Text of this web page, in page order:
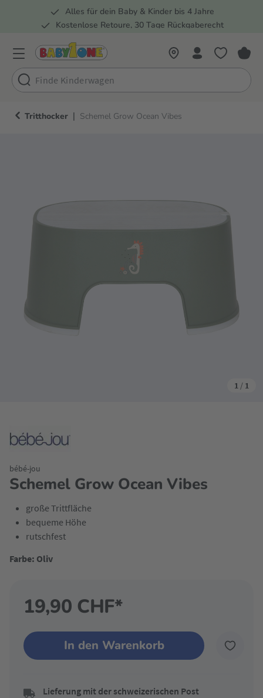
Zur Hauptnavigation springen
Alles für dein Baby & Kinder bis 4 Jahre
Kostenlose Retoure, 30 Tage Rückgaberecht
Tritthocker | Schemel Grow Ocean Vibes
1 / 1
Schemel Grow Ocean Vibes
bébé-jou
große Trittfläche
bequeme Höhe
rutschfest
Farbe: Oliv
19,90 CHF*
In den Warenkorb
Lieferung mit der schweizerischen Post